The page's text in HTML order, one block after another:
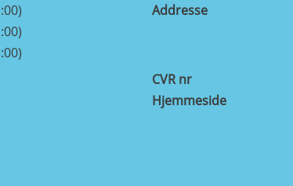
Addresse
CVR nr
Hjemmeside